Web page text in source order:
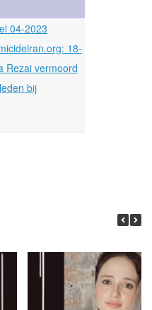
04-2023
18-
Rezai vermoord
bij